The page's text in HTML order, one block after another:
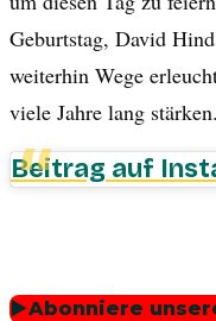
Geburtstag, David
weiterhin Wege
viele Jahre lang
Beitrag auf
▶Abonniere